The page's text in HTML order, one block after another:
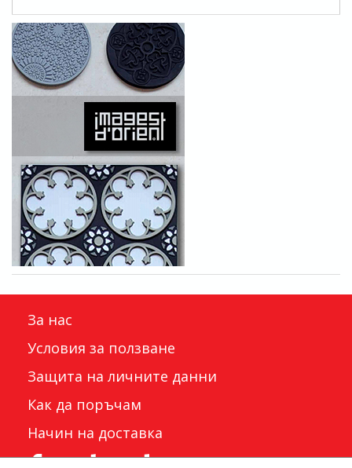
За нас
Условия за ползване
Защита на личните данни
Как да поръчам
Начин на доставка